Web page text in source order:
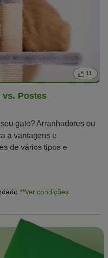
11
vs. Postes
gato? Arranhadores ou
a vantagens e
de vários tipos e
**Ver condições